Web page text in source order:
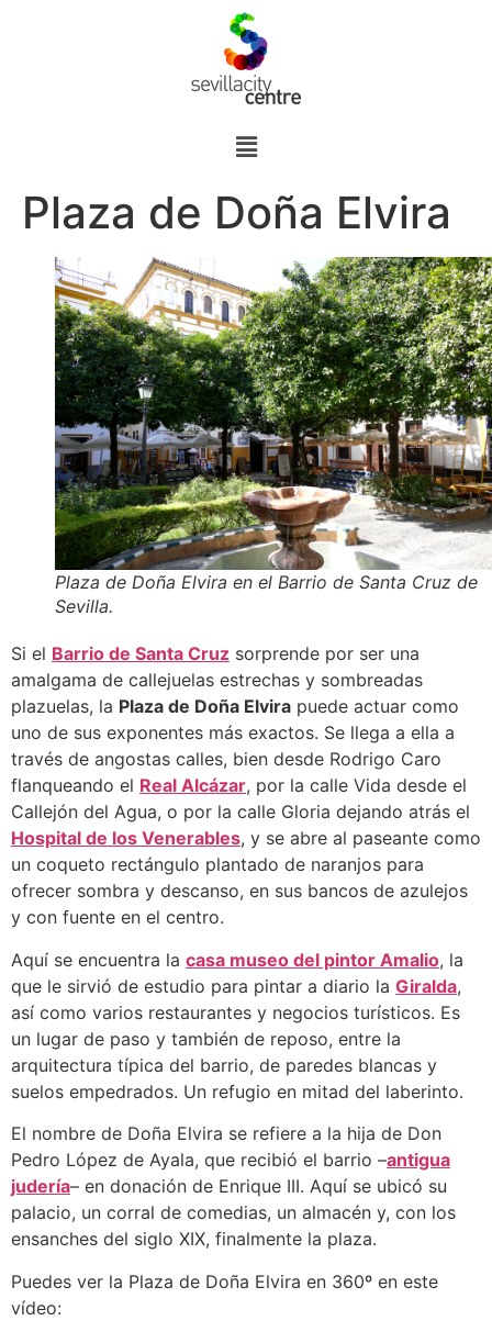
Plaza de Doña Elvira
Plaza de Doña Elvira en el Barrio de Santa Cruz de
Sevilla.
Si el Barrio de Santa Cruz sorprende por ser una
amalgama de callejuelas estrechas y sombreadas
plazuelas, la Plaza de Doña Elvira puede actuar como
uno de sus exponentes más exactos. Se llega a ella a
través de angostas calles, bien desde Rodrigo Caro
flanqueando el Real Alcázar, por la calle Vida desde el
Callejón del Agua, o por la calle Gloria dejando atrás el
Hospital de los Venerables, y se abre al paseante como
un coqueto rectángulo plantado de naranjos para
ofrecer sombra y descanso, en sus bancos de azulejos
y con fuente en el centro.
Aquí se encuentra la casa museo del pintor Amalio, la
que le sirvió de estudio para pintar a diario la Giralda,
así como varios restaurantes y negocios turísticos. Es
un lugar de paso y también de reposo, entre la
arquitectura típica del barrio, de paredes blancas y
suelos empedrados. Un refugio en mitad del laberinto.
El nombre de Doña Elvira se refiere a la hija de Don
Pedro López de Ayala, que recibió el barrio –antigua
judería– en donación de Enrique III. Aquí se ubicó su
palacio, un corral de comedias, un almacén y, con los
ensanches del siglo XIX, finalmente la plaza.
Puedes ver la Plaza de Doña Elvira en 360º en este
vídeo: